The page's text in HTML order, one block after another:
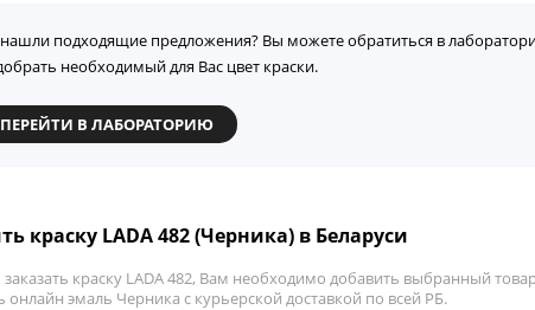
подходящие предложения? Вы можете обратиться в
необходимый для Вас цвет краски.
ПЕРЕЙТИ В ЛАБОРАТОРИЮ
краску LADA 482 (Черника) в Беларуси
краску LADA 482, Вам необходимо добавить выбранный
онлайн эмаль Черника с курьерской доставкой по всей РБ.